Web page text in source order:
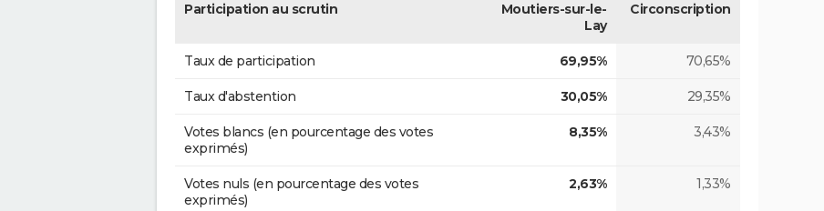
Participation au scrutin
Moutiers-sur-le-
Lay
Circonscription
Taux de participation 69,95% 70,65%
Taux d'abstention 30,05% 29,35%
Votes blancs (en pourcentage des votes
exprimés)
8,35% 3,43%
Votes nuls (en pourcentage des votes
exprimés)
2,63% 1,33%